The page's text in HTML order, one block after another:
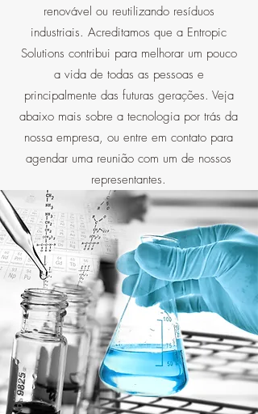
renovável ou reutilizando resíduos
industriais. Acreditamos que a Entropic
Solutions contribui para melhorar um pouco
a vida de todas as pessoas e
principalmente das futuras gerações. Veja
abaixo mais sobre a tecnologia por trás da
nossa empresa, ou entre em contato para
agendar uma reunião com um de nossos
representantes.